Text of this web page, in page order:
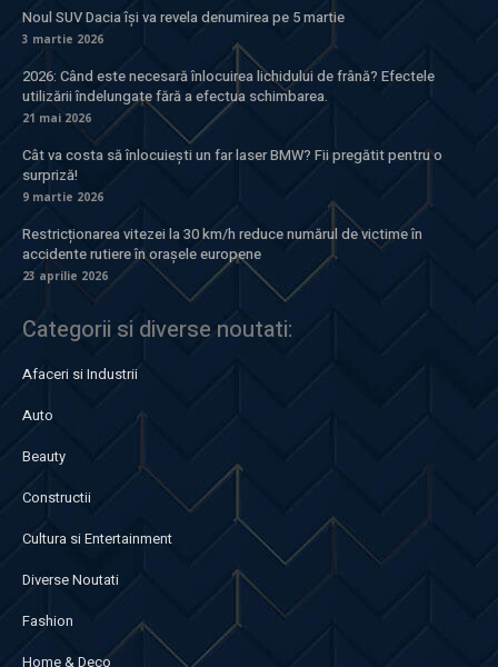
Noul SUV Dacia își va revela denumirea pe 5 martie
3 martie 2026
2026: Când este necesară înlocuirea lichidului de frână? Efectele
utilizării îndelungate fără a efectua schimbarea.
21 mai 2026
Cât va costa să înlocuiești un far laser BMW? Fii pregătit pentru o
surpriză!
9 martie 2026
Restricționarea vitezei la 30 km/h reduce numărul de victime în
accidente rutiere în orașele europene
23 aprilie 2026
Categorii si diverse noutati:
Afaceri si Industrii
Auto
Beauty
Constructii
Cultura si Entertainment
Diverse Noutati
Fashion
Home & Deco